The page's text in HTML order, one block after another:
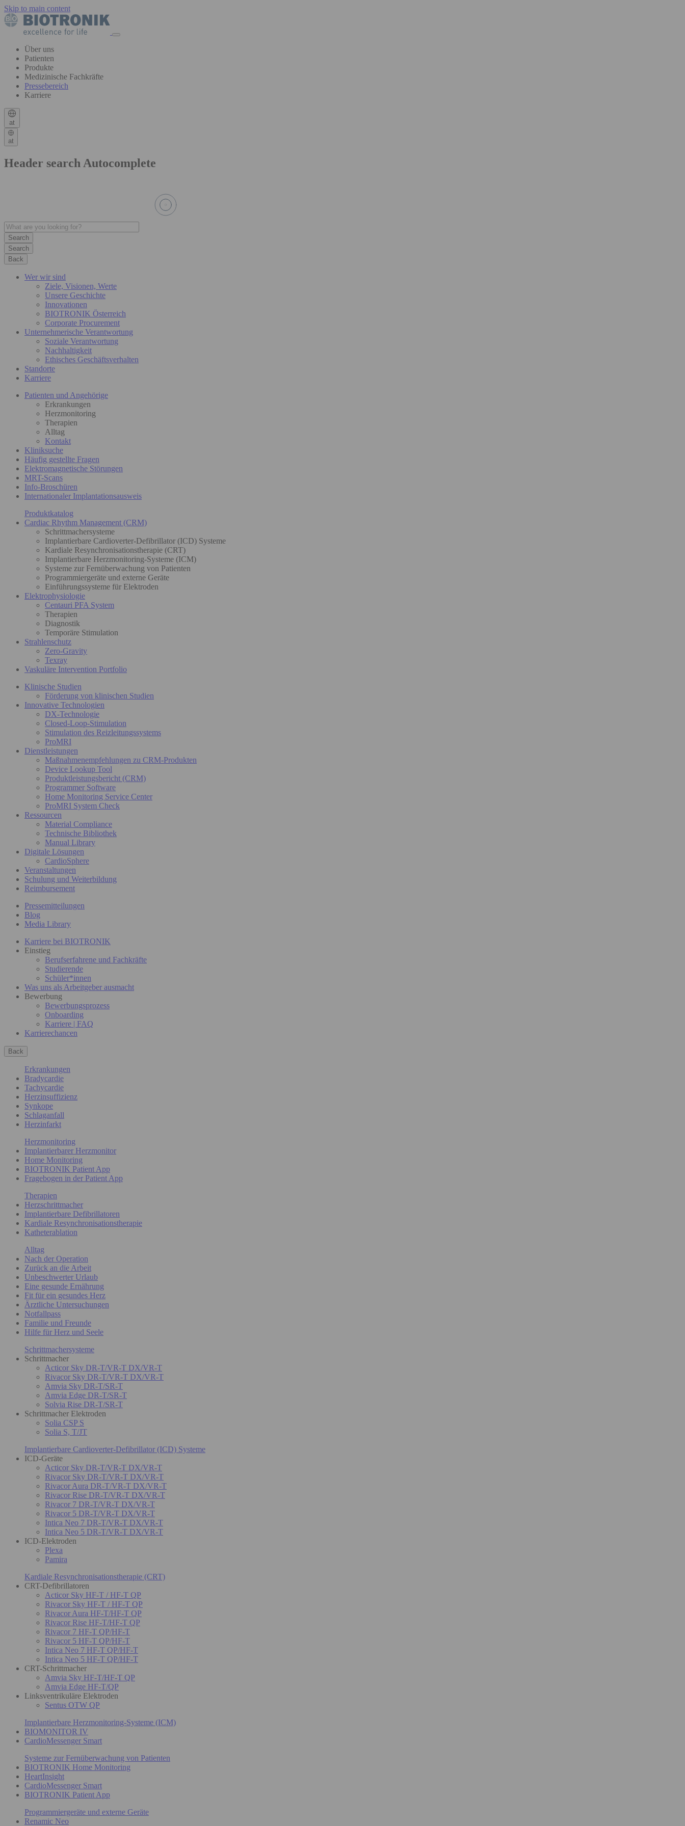
Skip to main content
Über uns
Patienten
Produkte
Medizinische Fachkräfte
Pressebereich
Karriere
at
at
Header search Autocomplete
Search
Back
Wer wir sind
Ziele, Visionen, Werte
Unsere Geschichte
Innovationen
BIOTRONIK Österreich
Corporate Procurement
Unternehmerische Verantwortung
Soziale Verantwortung
Nachhaltigkeit
Ethisches Geschäftsverhalten
Standorte
Karriere
Patienten und Angehörige
Erkrankungen
Herzmonitoring
Therapien
Alltag
Kontakt
Kliniksuche
Häufig gestellte Fragen
Elektromagnetische Störungen
MRT-Scans
Info-Broschüren
Internationaler Implantationsausweis
Produktkatalog
Cardiac Rhythm Management (CRM)
Schrittmachersysteme
Implantierbare Cardioverter-Defibrillator (ICD) Systeme
Kardiale Resynchronisationstherapie (CRT)
Implantierbare Herzmonitoring-Systeme (ICM)
Systeme zur Fernüberwachung von Patienten
Programmiergeräte und externe Geräte
Einführungssysteme für Elektroden
Elektrophysiologie
Centauri PFA System
Therapien
Diagnostik
Temporäre Stimulation
Strahlenschutz
Zero-Gravity
Texray
Vaskuläre Intervention Portfolio
Klinische Studien
Förderung von klinischen Studien
Innovative Technologien
DX-Technologie
Closed-Loop-Stimulation
Stimulation des Reizleitungssystems
ProMRI
Dienstleistungen
Maßnahmenempfehlungen zu CRM-Produkten
Device Lookup Tool
Produktleistungsbericht (CRM)
Programmer Software
Home Monitoring Service Center
ProMRI System Check
Ressourcen
Material Compliance
Technische Bibliothek
Manual Library
Digitale Lösungen
CardioSphere
Veranstaltungen
Schulung und Weiterbildung
Reimbursement
Pressemitteilungen
Blog
Media Library
Karriere bei BIOTRONIK
Einstieg
Berufserfahrene und Fachkräfte
Studierende
Schüler*innen
Was uns als Arbeitgeber ausmacht
Bewerbung
Bewerbungsprozess
Onboarding
Karriere | FAQ
Karrierechancen
Back
Erkrankungen
Bradycardie
Tachycardie
Herzinsuffizienz
Synkope
Schlaganfall
Herzinfarkt
Herzmonitoring
Implantierbarer Herzmonitor
Home Monitoring
BIOTRONIK Patient App
Fragebogen in der Patient App
Therapien
Herzschrittmacher
Implantierbare Defibrillatoren
Kardiale Resynchronisationstherapie
Katheterablation
Alltag
Nach der Operation
Zurück an die Arbeit
Unbeschwerter Urlaub
Eine gesunde Ernährung
Fit für ein gesundes Herz
Ärztliche Untersuchungen
Notfallpass
Familie und Freunde
Hilfe für Herz und Seele
Schrittmachersysteme
Schrittmacher
Acticor Sky DR-T/VR-T DX/VR-T
Rivacor Sky DR-T/VR-T DX/VR-T
Amvia Sky DR-T/SR-T
Amvia Edge DR-T/SR-T
Solvia Rise DR-T/SR-T
Schrittmacher Elektroden
Solia CSP S
Solia S, T/JT
Implantierbare Cardioverter-Defibrillator (ICD) Systeme
ICD-Geräte
Acticor Sky DR-T/VR-T DX/VR-T
Rivacor Sky DR-T/VR-T DX/VR-T
Rivacor Aura DR-T/VR-T DX/VR-T
Rivacor Rise DR-T/VR-T DX/VR-T
Rivacor 7 DR-T/VR-T DX/VR-T
Rivacor 5 DR-T/VR-T DX/VR-T
Intica Neo 7 DR-T/VR-T DX/VR-T
Intica Neo 5 DR-T/VR-T DX/VR-T
ICD-Elektroden
Plexa
Pamira
Kardiale Resynchronisationstherapie (CRT)
CRT-Defibrillatoren
Acticor Sky HF-T / HF-T QP
Rivacor Sky HF-T / HF-T QP
Rivacor Aura HF-T/HF-T QP
Rivacor Rise HF-T/HF-T QP
Rivacor 7 HF-T QP/HF-T
Rivacor 5 HF-T QP/HF-T
Intica Neo 7 HF-T QP/HF-T
Intica Neo 5 HF-T QP/HF-T
CRT-Schrittmacher
Amvia Sky HF-T/HF-T QP
Amvia Edge HF-T/QP
Linksventrikuläre Elektroden
Sentus OTW QP
Implantierbare Herzmonitoring-Systeme (ICM)
BIOMONITOR IV
CardioMessenger Smart
Systeme zur Fernüberwachung von Patienten
BIOTRONIK Home Monitoring
HeartInsight
CardioMessenger Smart
BIOTRONIK Patient App
Programmiergeräte und externe Geräte
Renamic Neo